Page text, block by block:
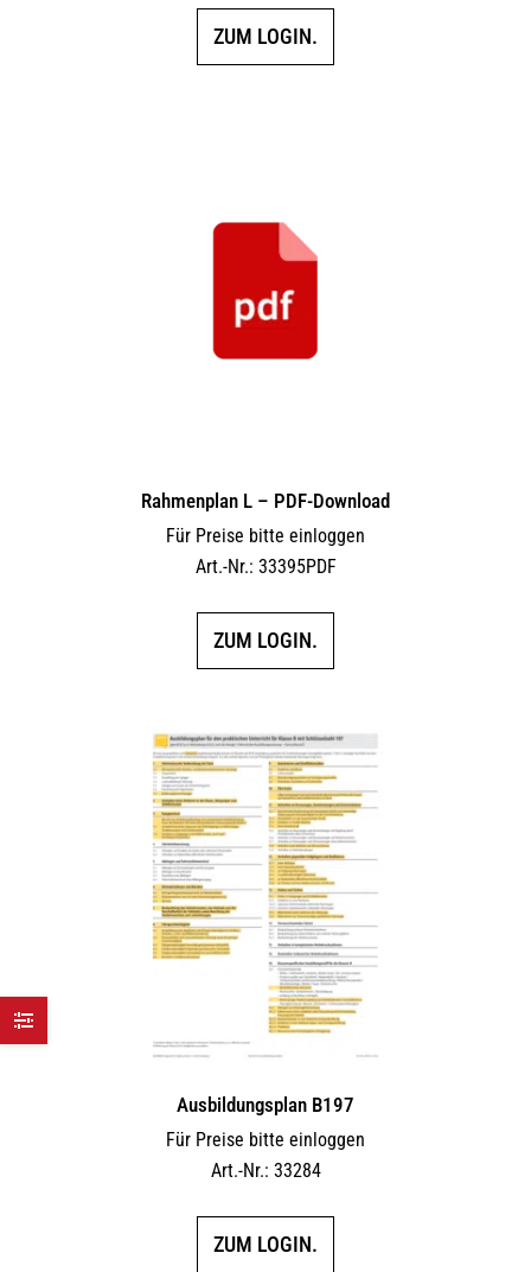
ZUM LOGIN.
Rahmenplan L – PDF-Download
Für Preise bitte einloggen
Art.-Nr.: 33395PDF
ZUM LOGIN.
Ausbildungsplan B197
Für Preise bitte einloggen
Art.-Nr.: 33284
ZUM LOGIN.